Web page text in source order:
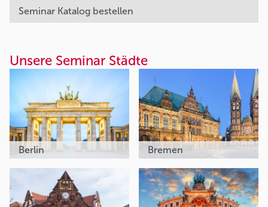
Seminar Katalog bestellen
Unsere Seminar Städte
Berlin Bremen